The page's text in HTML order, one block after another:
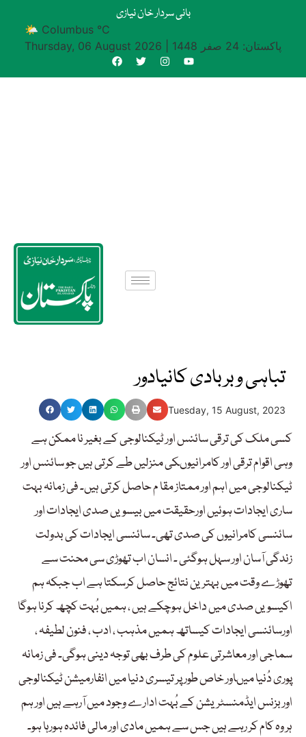
بانی سردار خان نیازی
🌤 Columbus °C
Thursday, 06 August 2026
پاکستان: 24 صفر 1448
تباہی وبربادی کانیادور
Tuesday, 15 August, 2023
کسی ملک کی ترقی سائنس اور ٹیکنالوجی کے بغیر نا ممکن ہے
وہی اقوام ترقی اور کامرانیوںکی منزلیں طے کرتی ہیں جو سائنس اور
ٹیکنالوجی میں اہم اور ممتاز مقا م حاصل کرتی ہیں۔ فی زمانہ بہت
ساری ایجادات ہوئیں اورحقیقت میں بیسویں صدی ایجادات اور
سائنسی کامرانیوں کی صدی تھی۔ سائنسی ایجادات کی بدولت
زندگی آسان اور سہل ہوگئی ۔ انسان اب تھوڑی سی محنت سے
تھوڑے وقت میں بہترین نتائج حاصل کرسکتا ہے اب جبکہ ہم
اکیسویں صدی میں داخل ہوچکے ہیں ، ہمیں بُہت کچھ کرنا ہوگا
اورسائنسی ایجادات کیساتھ ہمیں مذہب ، ادب ، فنون لطیفہ ،
سماجی اور معاشرتی علوم کی طرف بھی توجہ دینی ہوگی۔ فی زمانہ
پوری دُنیا میںاور خاص طور پر تیسری دنیا میں انفارمیشن ٹیکنالوجی
اور بزنس ایڈمنسٹریشن کے بُہت ادارے وجود میں آرہے ہیں اور ہم
ہر وہ کام کر رہے ہیں جس سے ہمیں مادی اور مالی فائدہ ہورہا ہو۔